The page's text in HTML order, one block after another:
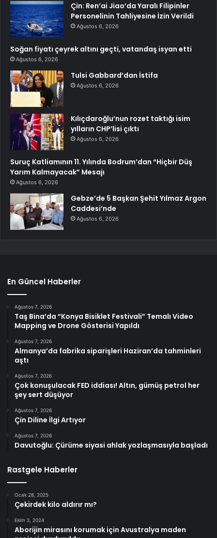
Çin: Ren’ai Jiao’da Yaralı Filipinler
Personelinin Tahliyesine İzin Verildi
Ağustos 6, 2026
Soğan fiyatı çeyrek altını geçti, vatandaş isyan etti
Ağustos 6, 2026
Tulsi Gabbard’dan İstifa
Ağustos 6, 2026
Kılıçdaroğlu’nun rozet taktığı isim
yılların CHP’lisi çıktı
Ağustos 6, 2026
Suruç Katliamının 11. Yılında Bodrum’dan “Hiçbir Düş
Yarım Kalmayacak” Mesajı
Ağustos 6, 2026
Gebze’de 5 Başkan Şehit Yılmaz Argon
Caddesi’nde
Ağustos 6, 2026
En Güncel Haberler
Ağustos 7, 2026
Taş Bina’da “Konya Bisiklet Festivali” Temalı Video
Mapping ve Drone Gösterisi Yapıldı
Ağustos 7, 2026
Almanya’da fabrika siparişleri Haziran’da tahminleri
aştı
Ağustos 7, 2026
Çok konuşulacak FED iddiası! Altın, gümüş petrol her
şey sert düşüyor
Ağustos 7, 2026
Çin Diline İlgi Artıyor
Ağustos 7, 2026
Davutoğlu: Çürüme siyasi ahlak yozlaşmasıyla başladı
Rastgele Haberler
Ocak 28, 2025
Çekirdek kilo aldırır mı?
Ekim 3, 2024
Aborijin mirasını korumak için Avustralya maden